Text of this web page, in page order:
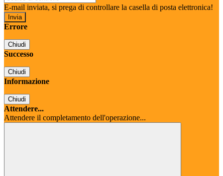
E-mail inviata, si prega di controllare la casella di posta elettronica!
Errore
Chiudi
Successo
Chiudi
Informazione
Chiudi
Attendere...
Attendere il completamento dell'operazione...